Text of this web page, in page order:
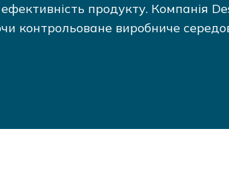
продукту. Компанія
контрольоване виробниче